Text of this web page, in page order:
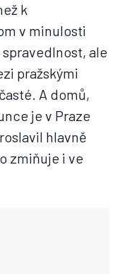
k
v minulosti
ale
pražskými
A domů,
je v Praze
hlavně
zmiňuje i ve